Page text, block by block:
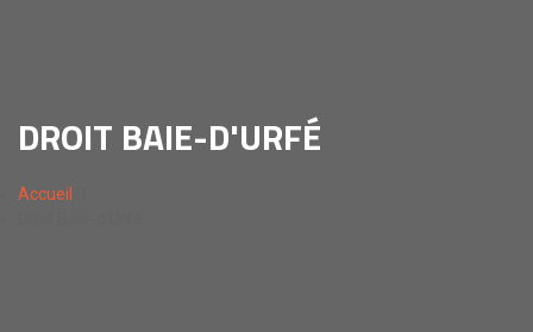
DROIT BAIE-D'URFÉ
Accueil